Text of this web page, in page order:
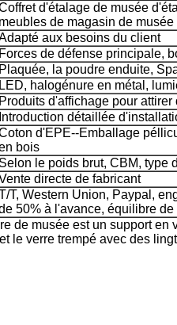
d'étalage de musée
meubles de magasin de musée
aux besoins du client
Forces de défense principale,
Plaquée, la poudre enduite,
LED, halogénure en métal,
Produits d'affichage pour
Introduction détaillée
d'EPE--Emballage
bois
Selon le poids brut, CBM, type
directe de fabricant
T, Western Union, Paypal,
50% à l'avance, équilibre
de musée est un support
le verre trempé avec des